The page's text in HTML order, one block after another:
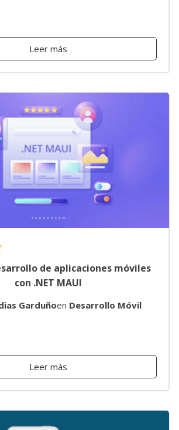
Leer más
de aplicaciones móviles
con .NET MAUI
Garduñoen Desarrollo Móvil
Leer más